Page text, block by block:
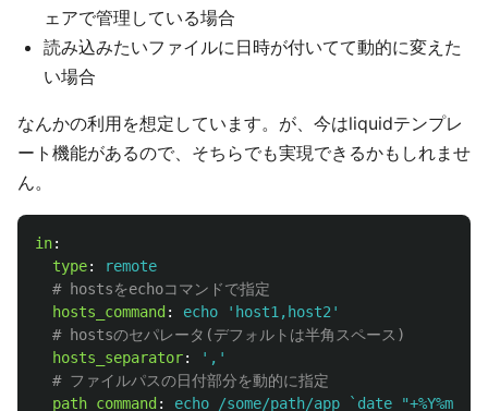
ェアで管理している場合
読み込みたいファイルに日時が付いてて動的に変えた
い場合
なんかの利用を想定しています。が、今はliquidテンプレ
ート機能があるので、そちらでも実現できるかもしれませ
ん。
in:
type:
remote
# hostsをechoコマンドで指定
hosts_command :
echo 'host1,host2'
# hostsのセパレータ(デフォルトは半角スペース)
hosts_separator: ' ,'
# ファイルパスの日付部分を動的に指定
path_command : echo /some/path/app_`date